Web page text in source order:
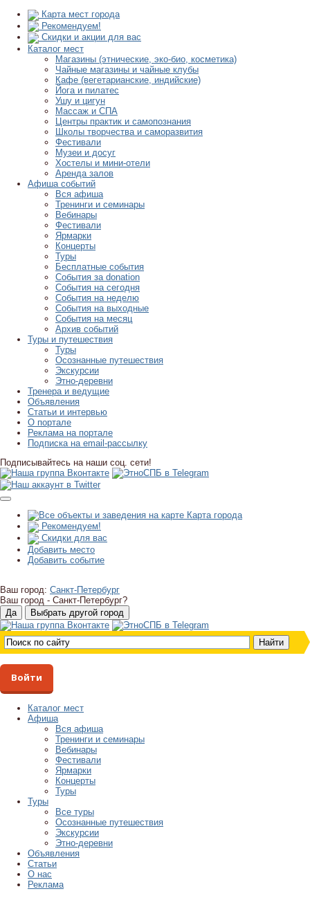
Карта мест города
Рекомендуем!
Скидки и акции для вас
Каталог мест
Магазины (этнические, эко-био, косметика)
Чайные магазины и чайные клубы
Кафе (вегетарианские, индийские)
Йога и пилатес
Ушу и цигун
Массаж и СПА
Центры практик и самопознания
Школы творчества и саморазвития
Фестивали
Музеи и досуг
Хостелы и мини-отели
Аренда залов
Афиша событий
Вся афиша
Тренинги и семинары
Вебинары
Фестивали
Ярмарки
Концерты
Туры
Бесплатные события
События за donation
События на сегодня
События на неделю
События на выходные
События на месяц
Архив событий
Туры и путешествия
Туры
Осознанные путешествия
Экскурсии
Этно-деревни
Тренера и ведущие
Объявления
Статьи и интервью
О портале
Реклама на портале
Подписка на email-рассылку
Подписывайтесь на наши соц. сети!
Карта города
Рекомендуем!
Скидки для вас
Добавить место
Добавить событие
Ваш город: Санкт-Петербург
Ваш город - Санкт-Петербург?
Войти
Каталог мест
Афиша
Вся афиша
Тренинги и семинары
Вебинары
Фестивали
Ярмарки
Концерты
Туры
Туры
Все туры
Осознанные путешествия
Экскурсии
Этно-деревни
Объявления
Статьи
О нас
Реклама